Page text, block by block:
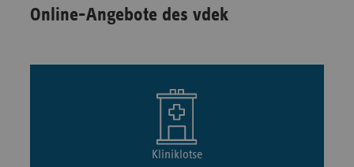
Online-Angebote des vdek
Kliniklotse